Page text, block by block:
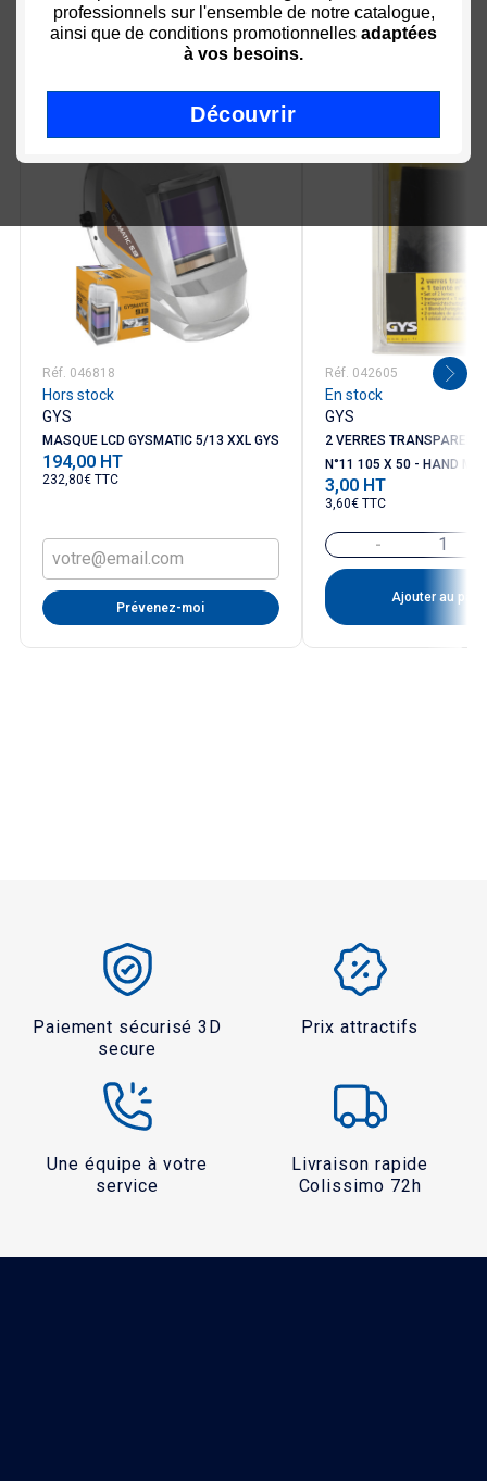
Nous vous recommandons
Réf. 046818
Hors stock
GYS
MASQUE LCD GYSMATIC 5/13 XXL GYS
Prix
194,00 HT
232,80€ TTC
Prévenez-moi
Réf. 042605
En stock
GYS
2 VERRES
N°11 105 X 50 - HAND
Prix
3,00 HT
3,60€ TTC
-
Ajouter au
Paiement sécurisé 3D
secure
Prix attractifs
Une équipe à votre
service
Livraison rapide
Colissimo 72h
professionnels sur l'ensemble de notre catalogue,
ainsi que de conditions promotionnelles adaptées
à vos besoins.
Découvrir